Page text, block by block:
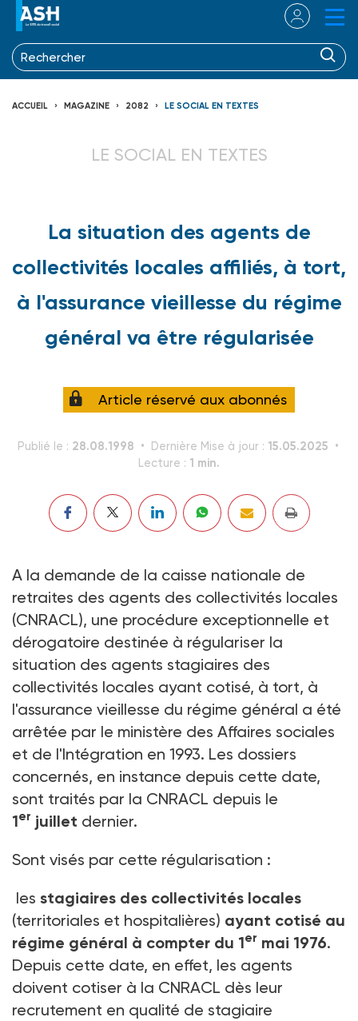
ACCUEIL MAGAZINE 2082 LE SOCIAL EN TEXTES
LE SOCIAL EN TEXTES
La situation des agents de
collectivités locales affiliés, à tort,
à l'assurance vieillesse du régime
général va être régularisée
Article réservé aux abonnés
Publié le : 28.08.1998 Dernière Mise à jour : 15.05.2025
Lecture : 1 min.
A la demande de la caisse nationale de
retraites des agents des collectivités locales
(CNRACL), une procédure exceptionnelle et
dérogatoire destinée à régulariser la
situation des agents stagiaires des
collectivités locales ayant cotisé, à tort, à
l'assurance vieillesse du régime général a été
arrêtée par le ministère des Affaires sociales
et de l'Intégration en 1993. Les dossiers
concernés, en instance depuis cette date,
sont traités par la CNRACL depuis le
1er juillet dernier.
Sont visés par cette régularisation :
les stagiaires des collectivités locales
(territoriales et hospitalières) ayant cotisé au
régime général à compter du 1er mai 1976.
Depuis cette date, en effet, les agents
doivent cotiser à la CNRACL dès leur
recrutement en qualité de stagiaire